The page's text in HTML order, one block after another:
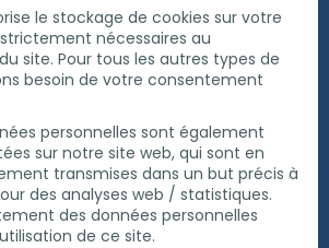
DE TUBE MF4I
le stockage de cookies sur votre
nécessaires au
site. Pour tous les autres types de
besoin de votre consentement
personnelles sont également
sur notre site web, qui sont en
transmises dans un but précis à
des analyses web / statistiques.
des données personnelles
de ce site.